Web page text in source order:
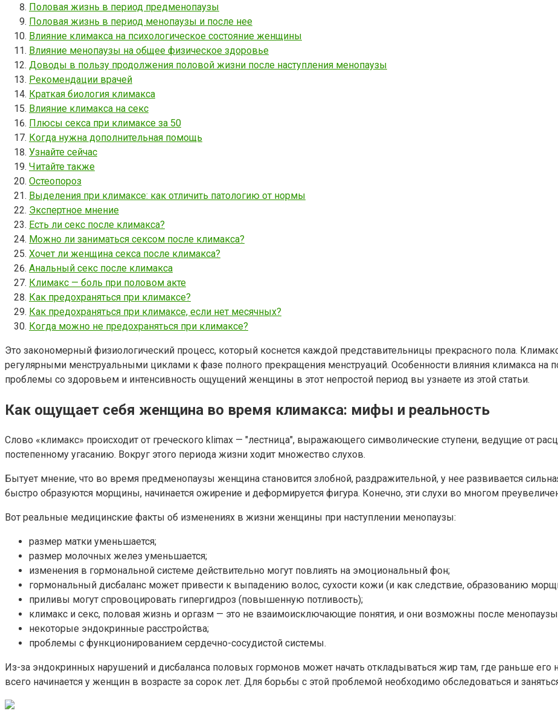
Половая жизнь в период предменопаузы
Половая жизнь в период менопаузы и после нее
Влияние климакса на психологическое состояние женщины
Влияние менопаузы на общее физическое здоровье
Доводы в пользу продолжения половой жизни после наступления менопаузы
Рекомендации врачей
Краткая биология климакса
Влияние климакса на секс
Плюсы секса при климаксе за 50
Когда нужна дополнительная помощь
Узнайте сейчас
Читайте также
Остеопороз
Выделения при климаксе: как отличить патологию от нормы
Экспертное мнение
Есть ли секс после климакса?
Можно ли заниматься сексом после климакса?
Хочет ли женщина секса после климакса?
Анальный секс после климакса
Климакс — боль при половом акте
Как предохраняться при климаксе?
Как предохраняться при климаксе, если нет месячных?
Когда можно не предохраняться при климаксе?
Это закономерный физиологический процесс, который коснется каждой представительницы прекрасного пола.
регулярными менструальными циклами к фазе полного прекращения менструаций. Особенности влияния климакса
проблемы со здоровьем и интенсивность ощущений женщины в этот непростой период вы узнаете из этой статьи.
Как ощущает себя женщина во время климакса: мифы и реальность
Слово «климакс» происходит от греческого klimax — "лестница", выражающего символические ступени, ведущие от
постепенному угасанию. Вокруг этого периода жизни ходит множество слухов.
Бытует мнение, что во время предменопаузы женщина становится злобной, раздражительной, у нее развивается
быстро образуются морщины, начинается ожирение и деформируется фигура. Конечно, эти слухи во многом
Вот реальные медицинские факты об изменениях в жизни женщины при наступлении менопаузы:
размер матки уменьшается;
размер молочных желез уменьшается;
изменения в гормональной системе действительно могут повлиять на эмоциональный фон;
гормональный дисбаланс может привести к выпадению волос, сухости кожи (и как следствие, образованию
приливы могут спровоцировать гипергидроз (повышенную потливость);
климакс и секс, половая жизнь и оргазм — это не взаимоисключающие понятия, и они возможны после
некоторые эндокринные расстройства;
проблемы с функционированием сердечно-сосудистой системы.
Из-за эндокринных нарушений и дисбаланса половых гормонов может начать откладываться жир там, где раньше
всего начинается у женщин в возрасте за сорок лет. Для борьбы с этой проблемой необходимо обследоваться и